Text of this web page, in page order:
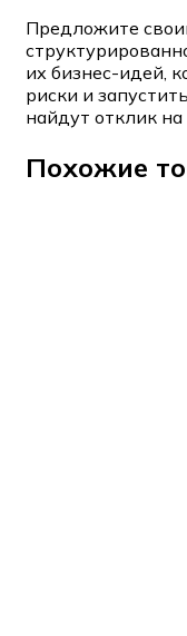
Предложите
их бизнес-идей,
риски и
найдут отклик
Похожие